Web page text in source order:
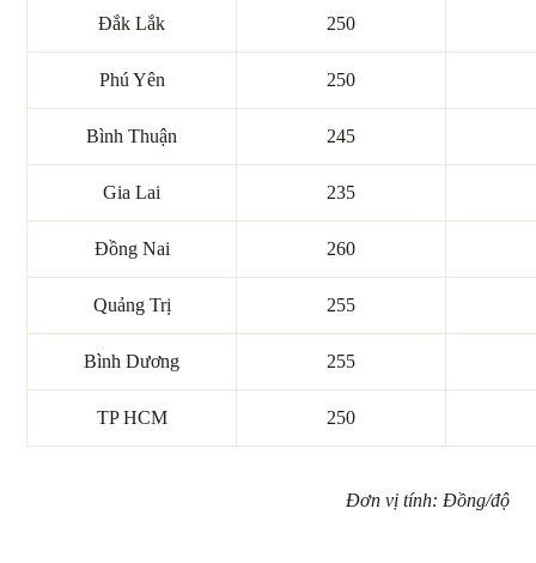
Đắk Lắk 250
Phú Yên 250
Bình Thuận 245
Gia Lai 235
Đồng Nai 260
Quảng Trị 255
Bình Dương 255
TP HCM 250
Đơn vị tính: Đồng/độ